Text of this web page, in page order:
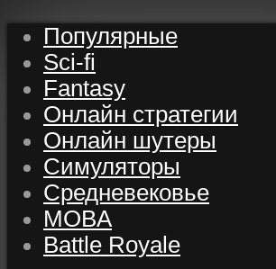
Популярные
Sci-fi
Fantasy
Онлайн стратегии
Онлайн шутеры
Симуляторы
Средневековье
MOBA
Battle Royale